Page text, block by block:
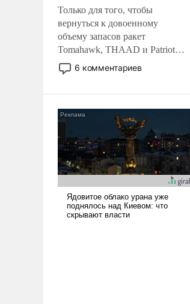
Только для того, чтобы
вернуться к довоенному
объему запасов ракет
Tomahawk, THAAD и Patriot
США потребуется более трех
лет. Даже небольшая война с
Сложившаяся ситуация
означает многолетний период
уязвимости США, например,
перед Китаем.
6 комментариев